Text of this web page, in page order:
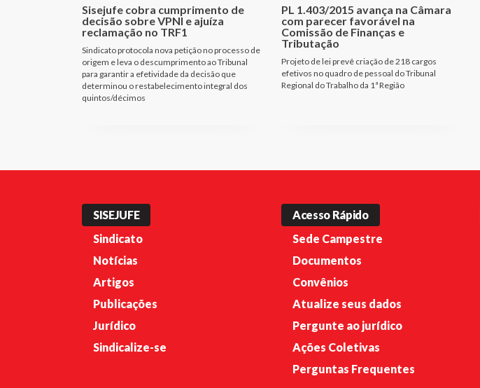
Sisejufe cobra cumprimento de
decisão sobre VPNI e ajuíza
reclamação no TRF1
Sindicato protocola nova petição no processo de
origem e leva o descumprimento ao Tribunal
para garantir a efetividade da decisão que
determinou o restabelecimento integral dos
quintos/décimos
PL 1.403/2015 avança na Câmara
com parecer favorável na
Comissão de Finanças e
Tributação
Projeto de lei prevê criação de 218 cargos
efetivos no quadro de pessoal do Tribunal
Regional do Trabalho da 1ª Região
SISEJUFE
Sindicato
Notícias
Artigos
Publicações
Jurídico
Sindicalize-se
Acesso Rápido
Sede Campestre
Documentos
Convênios
Atualize seus dados
Pergunte ao jurídico
Ações Coletivas
Perguntas Frequentes